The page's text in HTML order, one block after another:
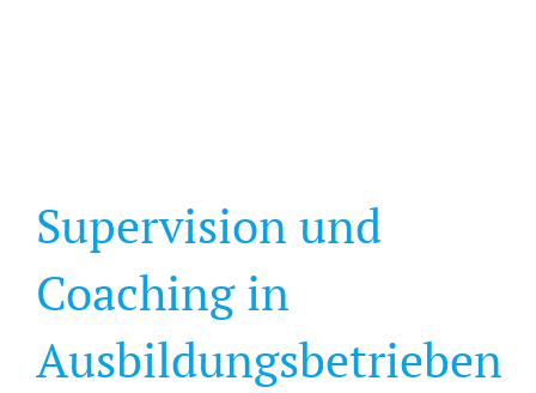
Supervision und
Coaching in
Ausbildungsbetrieben